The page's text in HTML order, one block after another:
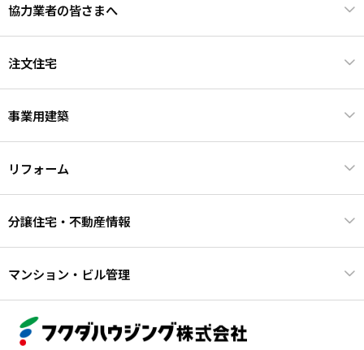
協力業者の皆さまへ
注文住宅
事業用建築
リフォーム
分譲住宅・不動産情報
マンション・ビル管理